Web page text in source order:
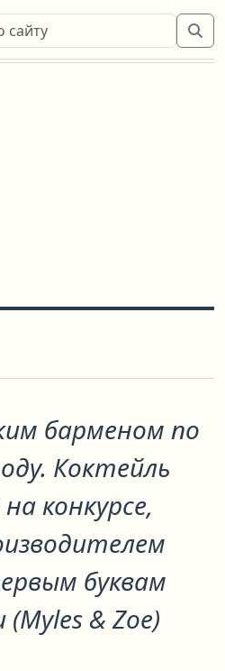
барменом по
Коктейль
конкурсе,
буквам
& Zoe)